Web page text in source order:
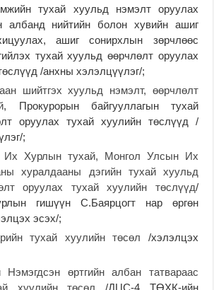
тухай хуульд нэмэлт оруулах
албанд нийтийн болон хувийн ашиг
ашиг сонирхлын зөрчлөөс
тухай хуульд өөрчлөлт оруулах
/анхны хэлэлцүүлэг/;
шийтгэх хуульд нэмэлт, өөрчлөлт
, Прокурорын байгууллагын тухай
оруулах тухай хуулийн төслүүд /
;
Их Хурлын тухай, Монгол Улсын Их
хуралдааны дэгийн тухай хуульд
оруулах тухай хуулийн төслүүд/
гишүүн С.Баярцогт нар өргөн
эсэх/;
тухай хуулийн төсөл /хэлэлцэх
Нэмэгдсэн өртгийн албан татвараас
хуулийн төсөл /ДЦС-4 ТӨХК-ийн